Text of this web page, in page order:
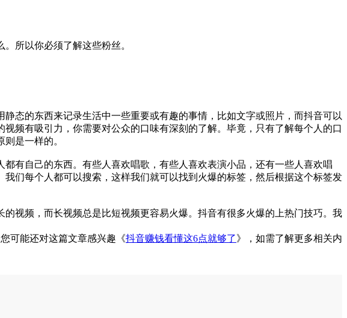
所以你必须了解这些粉丝。
静态的东西来记录生活中一些重要或有趣的事情，比如文字或照片，而抖音可以
频有吸引力，你需要对公众的口味有深刻的了解。毕竟，只有了解每个人的口
是一样的。
自己的东西。有些人喜欢唱歌，有些人喜欢表演小品，还有一些人喜欢唱
们每个人都可以搜索，这样我们就可以找到火爆的标签，然后根据这个标签发
频，而长视频总是比短视频更容易火爆。抖音有很多火爆的上热门技巧。我
可能还对这篇文章感兴趣《抖音赚钱看懂这6点就够了》，如需了解更多相关内